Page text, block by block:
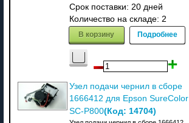
Срок поставки: 20 дней
Количество на складе: 2
В корзину Подробнее
Узел подачи чернил в сборе
1666412 для Epson SureColor
SC-P800(Код: 14704)